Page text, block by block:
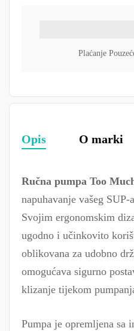
Plaćanje
Opis O marki
Ručna pumpa Too
napuhavanje vašeg
Svojim ergonomskim
ugodno i učinkovito
oblikovana za udobno
omogućava sigurno
klizanje tijekom
Pumpa je opremljena sa